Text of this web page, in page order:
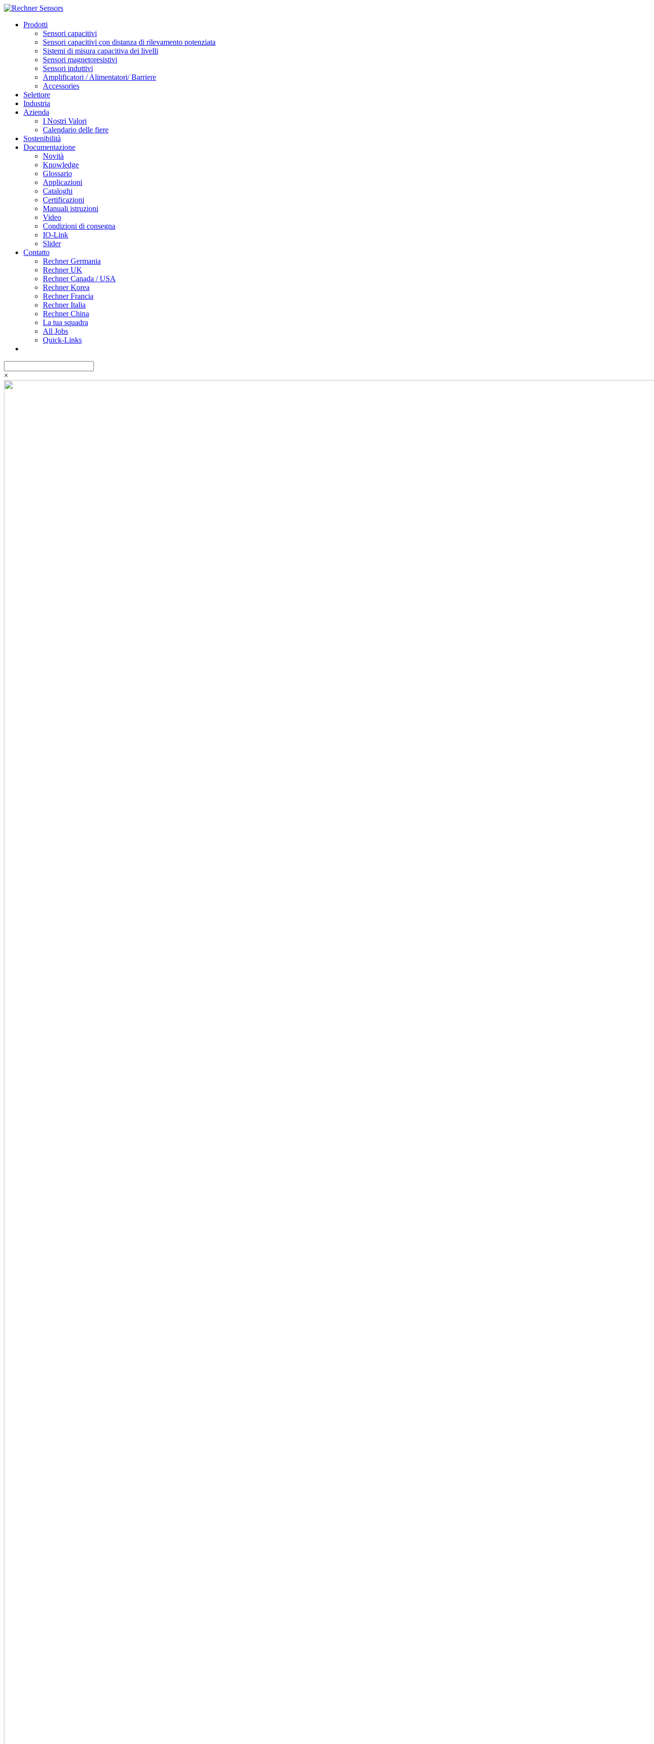
Prodotti
Sensori capacitivi
Sensori capacitivi con distanza di rilevamento potenziata
Sistemi di misura capacitiva dei livelli
Sensori magnetoresistivi
Sensori induttivi
Amplificatori / Alimentatori/ Barriere
Accessories
Selettore
Industria
Azienda
I Nostri Valori
Calendario delle fiere
Sostenibilità
Documentazione
Novità
Knowledge
Glossario
Applicazioni
Cataloghi
Certificazioni
Manuali istruzioni
Video
Condizioni di consegna
IO-Link
Slider
Contatto
Rechner Germania
Rechner UK
Rechner Canada / USA
Rechner Korea
Rechner Francia
Rechner Italia
Rechner China
La tua squadra
All Jobs
Quick-Links
×